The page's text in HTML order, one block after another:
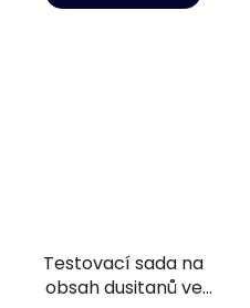
Testovací sada na
obsah dusitanů ve